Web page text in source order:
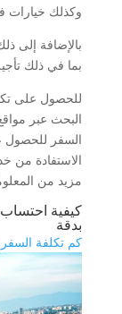
وكذلك خيارات
بالإضافة إلى
بما في ذلك
للحصول على
البحث عبر
السفر للحصول
الاستفادة من
مزيد من
كيفية
بدقة
كم تكلفة